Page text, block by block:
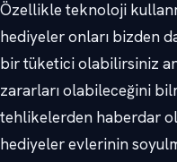
Özellikle teknoloji
hediyeler onları bizden
bir tüketici olabilirsiniz
zararları olabileceğini
tehlikelerden haberdar
hediyeler evlerinin